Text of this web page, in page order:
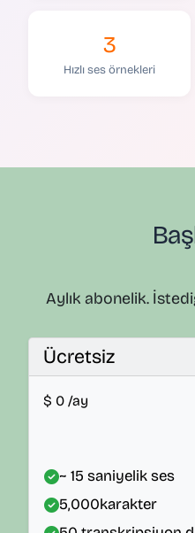
3
Hızlı ses örnekleri
Aylık abonelik.
Ücretsiz
$ 0 /ay
~ 15 saniyelik ses
5,000karakter